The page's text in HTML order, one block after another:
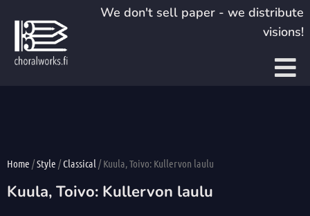
content
We don't sell paper - we distribute
visions!
Home /Style /Classical / Kuula, Toivo: Kullervon laulu
Kuula, Toivo: Kullervon laulu